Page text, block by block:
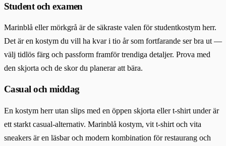
Student och examen
Marinblå eller mörkgrå är de säkraste valen för studentkostym herr.
Det är en kostym du vill ha kvar i tio år som fortfarande ser bra ut —
välj tidlös färg och passform framför trendiga detaljer. Prova med
den skjorta och de skor du planerar att bära.
Casual och middag
En kostym herr utan slips med en öppen skjorta eller t-shirt under är
ett starkt casual-alternativ. Marinblå kostym, vit t-shirt och vita
sneakers är en läsbar och modern kombination för restaurang och